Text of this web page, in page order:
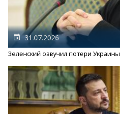
31.07.2026
Зеленский озвучил потери